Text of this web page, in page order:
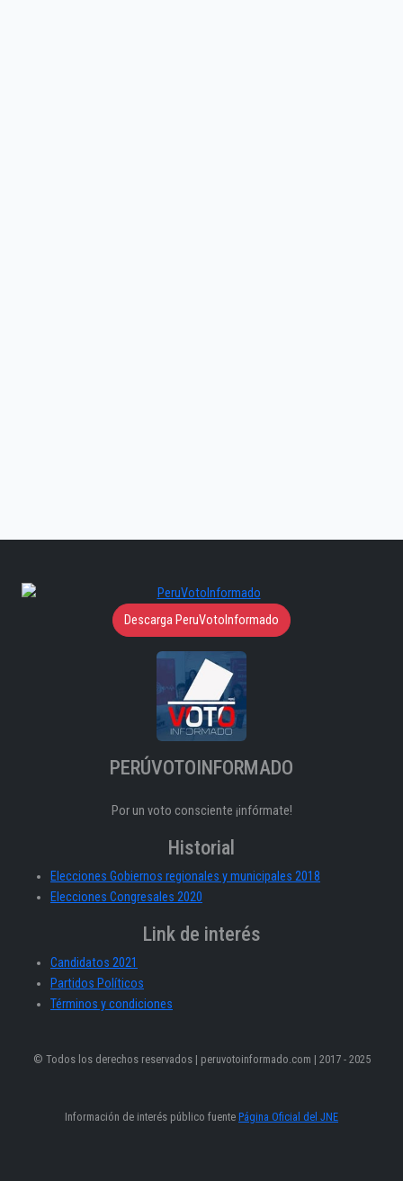
Descarga PeruVotoInformado
PERÚVOTOINFORMADO
Por un voto consciente ¡infórmate!
Historial
Elecciones Gobiernos regionales y municipales 2018
Elecciones Congresales 2020
Link de interés
Candidatos 2021
Partidos Políticos
Términos y condiciones
© Todos los derechos reservados | peruvotoinformado.com | 2017 - 2025
Información de interés público fuente Página Oficial del JNE